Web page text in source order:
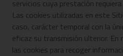
servicios cuya prestación
Las cookies utilizadas en este
caso, carácter temporal con la
eficaz su transmisión ulterior. En
las cookies para recoger